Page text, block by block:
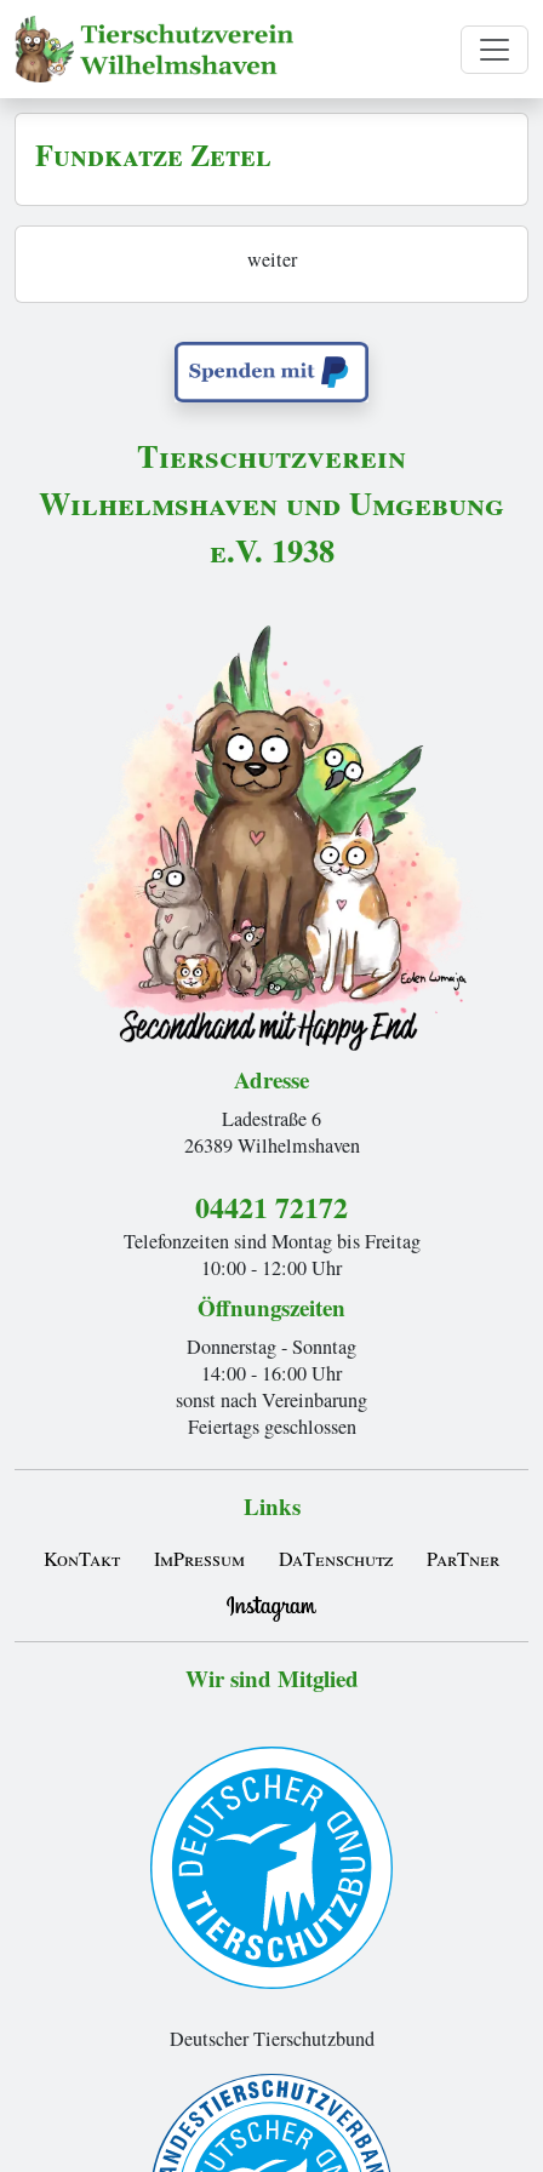
Fundkatze Zetel
weiter
Tierschutzverein
Wilhelmshaven und Umgebung
e.V. 1938
Adresse
Ladestraße 6
26389 Wilhelmshaven
04421 72172
Telefonzeiten sind Montag bis Freitag
10:00 - 12:00 Uhr
Öffnungszeiten
Donnerstag - Sonntag
14:00 - 16:00 Uhr
sonst nach Vereinbarung
Feiertags geschlossen
Links
KonTakt ImPressum DaTenschutz ParTner
Wir sind Mitglied
Deutscher Tierschutzbund